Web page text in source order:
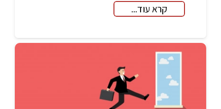
קרא עוד...